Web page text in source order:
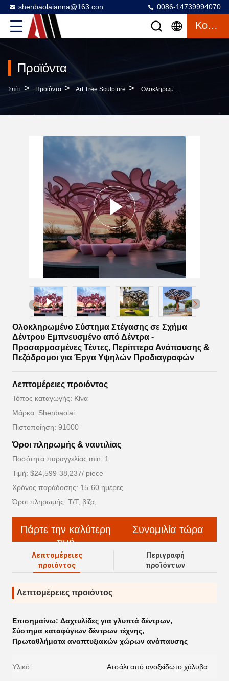
shenbaolaianna@163.con 0086-14739994070
Κουβέντα
Προϊόντα
Σπίτι > Προϊόντα > Art Tree Sculpture > Ολοκληρωμένο Σύστημα Στέγασης Σε Σχήμα Δέντρου Εμπνευσμένο Από Δέντρα - Προσαρμοσμένες Τέντες, Περίπτερα Ανάπαυσης & Πεζόδρομοι Για Έργα Υψηλών Προδιαγραφών
Ολοκληρωμένο Σύστημα Στέγασης σε Σχήμα
Δέντρου Εμπνευσμένο από Δέντρα -
Προσαρμοσμένες Τέντες, Περίπτερα Ανάπαυσης &
Πεζόδρομοι για Έργα Υψηλών Προδιαγραφών
Λεπτομέρειες προιόντος
Τόπος καταγωγής: Κίνα
Μάρκα: Shenbaolai
Πιστοποίηση: 91000
Όροι πληρωμής & ναυτιλίας
Ποσότητα παραγγελίας min: 1
Τιμή: $24,599-38,237/ piece
Χρόνος παράδοσης: 15-60 ημέρες
Όροι πληρωμής: T/T, βίζα,
Πάρτε την καλύτερη
τιμή
Συνομιλία τώρα
Λεπτομέρειες
προιόντος
Περιγραφή
προϊόντων
Λεπτομέρειες προιόντος
Επισημαίνω: Δαχτυλίδες για γλυπτά δέντρων,
Σύστημα καταφύγιων δέντρων τέχνης,
Πρωταθλήματα αναπτυξιακών χώρων ανάπαυσης
Υλικό: Ατσάλι από ανοξείδωτο χάλυβα